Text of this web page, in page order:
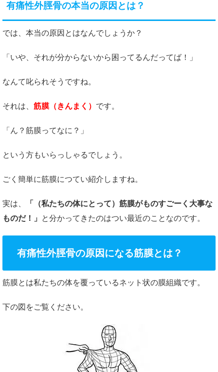
有痛性外脛骨の本当の原因とは？
では、本当の原因とはなんでしょうか？
「いや、それが分からないから困ってるんだってば！」
なんて叱られそうですね。
それは、 筋膜（きんまく） です。
「ん？筋膜ってなに？」
という方もいらっしゃるでしょう。
ごく簡単に筋膜につてい紹介しますね。
実は、
「（私たちの体にとって）筋膜がものすごーく大事な
ものだ！」
と分かってきたのはつい最近のことなのです。
有痛性外脛骨の原因になる筋膜とは？
筋膜とは私たちの体を覆っているネット状の膜組織です。
下の図をご覧ください。